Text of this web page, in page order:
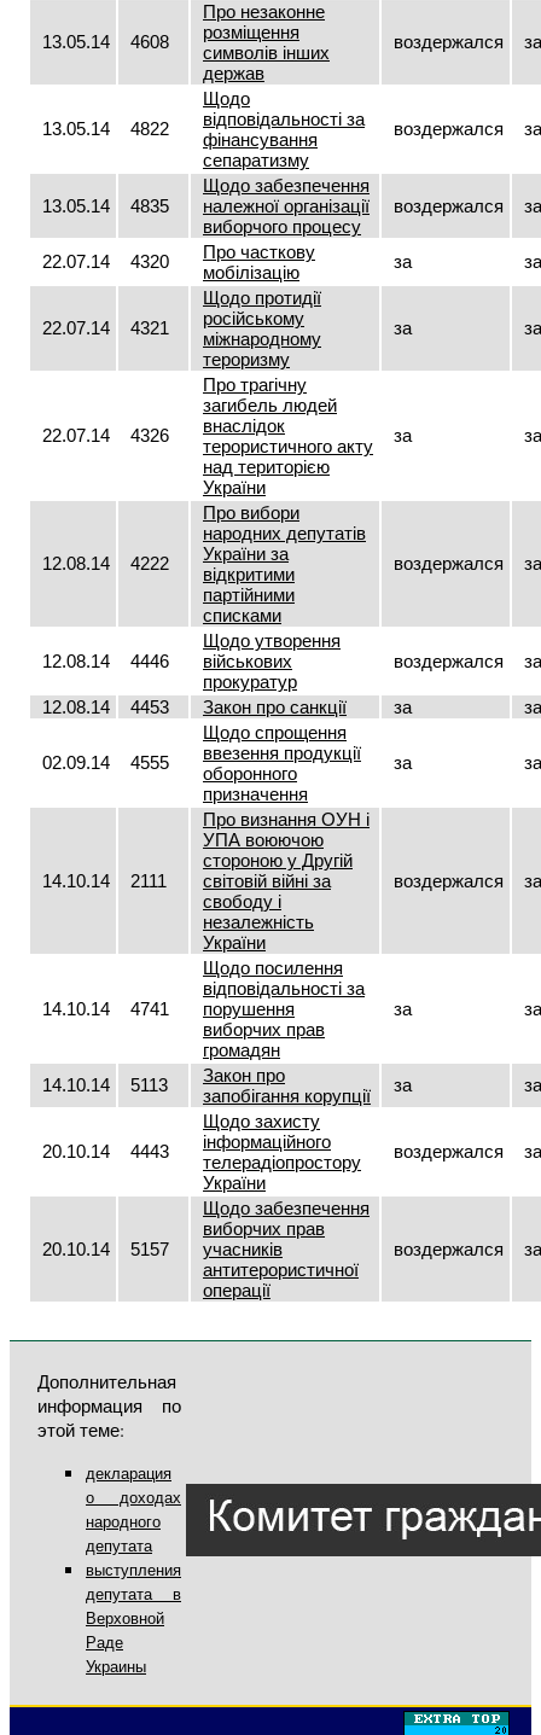
13.05.14 4608
Про незаконне
розміщення
символів інших
держав
воздержался за
13.05.14 4822
Щодо
відповідальності за
фінансування
сепаратизму
воздержался за
13.05.14 4835
Щодо забезпечення
належної організації
виборчого процесу
воздержался за
22.07.14 4320
Про часткову
мобілізацію
за за
22.07.14 4321
Щодо протидії
російському
міжнародному
тероризму
за за
22.07.14 4326
Про трагічну
загибель людей
внаслідок
терористичного акту
над територією
України
за за
12.08.14 4222
Про вибори
народних депутатів
України за
відкритими
партійними
списками
воздержался за
12.08.14 4446
Щодо утворення
військових
прокуратур
воздержался за
12.08.14 4453 Закон про санкції за за
02.09.14 4555
Щодо спрощення
ввезення продукції
оборонного
призначення
за за
14.10.14 2111
Про визнання ОУН і
УПА воюючою
стороною у Другій
світовій війні за
свободу і
незалежність
України
воздержался за
14.10.14 4741
Щодо посилення
відповідальності за
порушення
виборчих прав
громадян
за за
14.10.14 5113
Закон про
запобігання корупції
за за
20.10.14 4443
Щодо захисту
інформаційного
телерадіопростору
України
воздержался за
20.10.14 5157
Щодо забезпечення
виборчих прав
учасників
антитерористичної
операції
воздержался за
Дополнительная
информация по
этой теме:
декларация
о доходах
народного
депутата
выступления
депутата в
Верховной
Раде
Украины